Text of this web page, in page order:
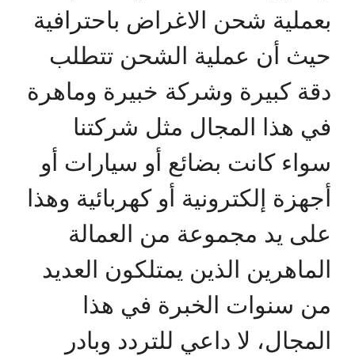
بعملية شحن الاغراض باحترافية
حيث أن عملية الشحن تتطلب
دقة كبيرة وشركة خبيرة وماهرة
في هذا المجال مثل شركتنا
سواء كانت بضائع أو سيارات أو
أجهزة إلكترونية أو كهربائية وهذا
على يد مجموعة من العمالة
الماهرين الذين يمتلكون العديد
من سنوات الخبرة في هذا
المجال، لا داعي للتردد وبادر